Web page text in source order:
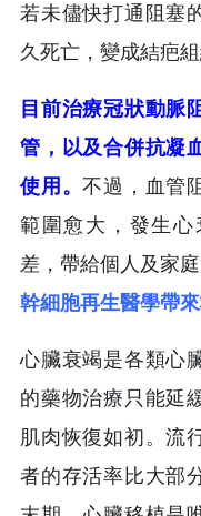
若未儘快打通阻塞
久死亡，變成結疤
目前治療冠狀動脈
管，以及合併抗凝
使用。不過，血管
範圍愈大，發生
差，帶給個人及家
幹細胞再生醫學帶
心臟衰竭是各類心
的藥物治療只能延
肌肉恢復如初。流
者的存活率比大部